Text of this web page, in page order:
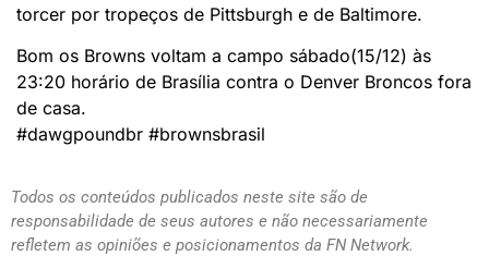
torcer por tropeços de Pittsburgh e de Baltimore.
Bom os Browns voltam a campo sábado(15/12) às
23:20 horário de Brasília contra o Denver Broncos fora
de casa.
#dawgpoundbr #brownsbrasil
Todos os conteúdos publicados neste site são de
responsabilidade de seus autores e não necessariamente
refletem as opiniões e posicionamentos da FN Network.